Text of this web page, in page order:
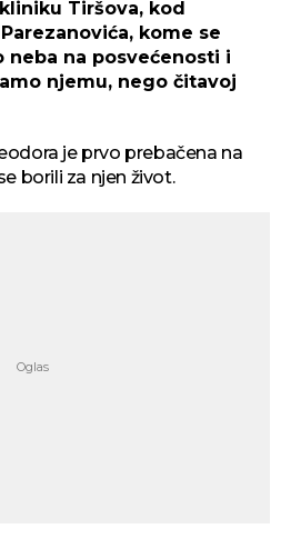
Tiršova, kod
kome se
neba na posvećenosti i
njemu, nego čitavoj
je prvo prebačena na
borili za njen život.